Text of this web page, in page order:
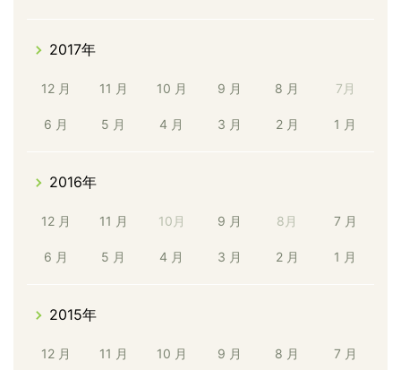
2017年
12 月 11 月 10 月 9 月 8 月 7月
6 月 5 月 4 月 3 月 2 月 1 月
2016年
12 月 11 月 10月 9 月 8月 7 月
6 月 5 月 4 月 3 月 2 月 1 月
2015年
12 月 11 月 10 月 9 月 8 月 7 月